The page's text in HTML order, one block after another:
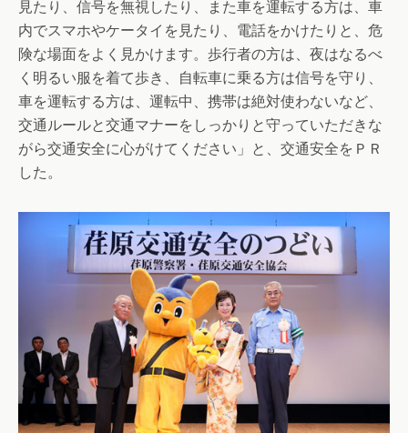
見たり、信号を無視したり、また車を運転する方は、車
内でスマホやケータイを見たり、電話をかけたりと、危
険な場面をよく見かけます。歩行者の方は、夜はなるべ
く明るい服を着て歩き、自転車に乗る方は信号を守り、
車を運転する方は、運転中、携帯は絶対使わないなど、
交通ルールと交通マナーをしっかりと守っていただきな
がら交通安全に心がけてください」と、交通安全をＰＲ
した。